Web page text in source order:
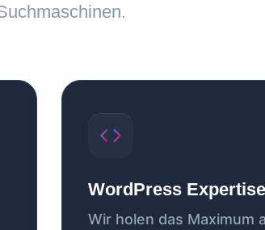
WordPress Expertise
Wir holen das Maximum